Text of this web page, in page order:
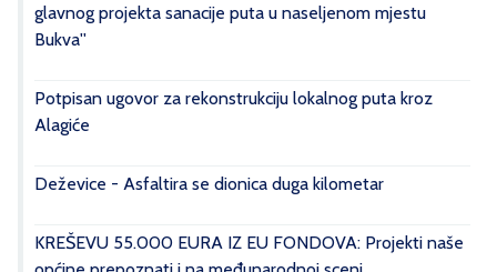
glavnog projekta sanacije puta u naseljenom mjestu
Bukva''
Potpisan ugovor za rekonstrukciju lokalnog puta kroz
Alagiće
Deževice - Asfaltira se dionica duga kilometar
KREŠEVU 55.000 EURA IZ EU FONDOVA: Projekti naše